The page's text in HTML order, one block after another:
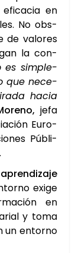
en
No obs­
de valo­res
la con­
es sim­ple­
que nece­
hacia
jefa
Euro­
Públi­
exi­ge
en
y toma
un entorno